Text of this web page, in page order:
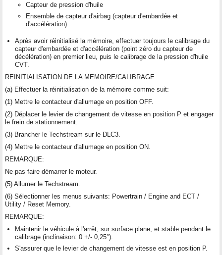
Capteur de pression d'huile
Ensemble de capteur d'airbag (capteur d'embardée et
d'accélération)
Après avoir réinitialisé la mémoire, effectuer toujours le calibrage du
capteur d'embardée et d'accélération (point zéro du capteur de
décélération) en premier lieu, puis le calibrage de la pression d'huile
CVT.
REINITIALISATION DE LA MEMOIRE/CALIBRAGE
(a) Effectuer la réinitialisation de la mémoire comme suit:
(1) Mettre le contacteur d'allumage en position OFF.
(2) Déplacer le levier de changement de vitesse en position P et engager
le frein de stationnement.
(3) Brancher le Techstream sur le DLC3.
(4) Mettre le contacteur d'allumage en position ON.
REMARQUE:
Ne pas faire démarrer le moteur.
(5) Allumer le Techstream.
(6) Sélectionner les menus suivants: Powertrain / Engine and ECT /
Utility / Reset Memory.
REMARQUE:
Maintenir le véhicule à l'arrêt, sur surface plane, et stable pendant le
calibrage (inclinaison: 0 +/- 0,25°).
S'assurer que le levier de changement de vitesse est en position P.